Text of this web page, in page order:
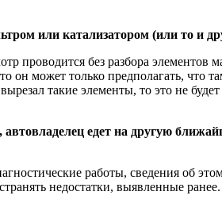
или катализатором (или то и
проводится без разбора
он может только предполагать, что
такие элементы, то это не
едет на другую
работы, сведения об
недостатки, выявленные ранее.